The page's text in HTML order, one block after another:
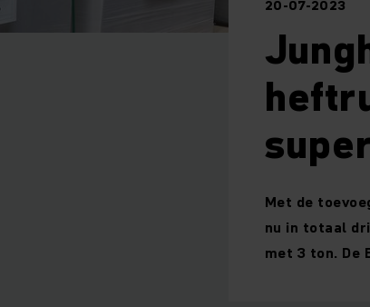
20-07-2023
Met de
nu in totaal
met 3 ton. De